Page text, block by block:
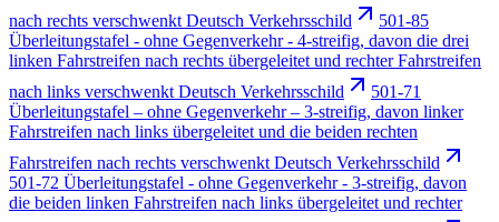
nach rechts verschwenkt Deutsch Verkehrsschild
501-85
Überleitungstafel - ohne Gegenverkehr - 4-streifig, davon die drei
linken Fahrstreifen nach rechts übergeleitet und rechter Fahrstreifen
nach links verschwenkt Deutsch Verkehrsschild
501-71
Überleitungstafel – ohne Gegenverkehr – 3-streifig, davon linker
Fahrstreifen nach links übergeleitet und die beiden rechten
Fahrstreifen nach rechts verschwenkt Deutsch Verkehrsschild
501-72 Überleitungstafel - ohne Gegenverkehr - 3-streifig, davon
die beiden linken Fahrstreifen nach links übergeleitet und rechter